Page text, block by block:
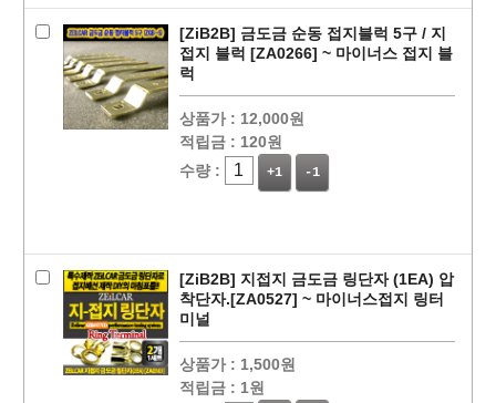
[ZiB2B] 금도금 순동 접지블럭 5구 / 지
접지 블럭 [ZA0266] ~ 마이너스 접지 블
럭
상품가 : 12,000원
적립금 : 120원
수량 :
+1 -1
[ZiB2B] 지접지 금도금 링단자 (1EA) 압
착단자.[ZA0527] ~ 마이너스접지 링터
미널
상품가 : 1,500원
적립금 : 1원